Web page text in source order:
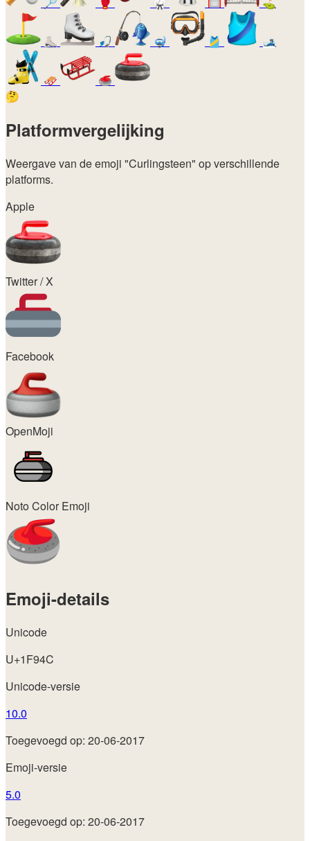
⛸️ 🎣 🤿 🎽 🎿
🛷
🥌
🤔
Platformvergelijking
Weergave van de emoji "Curlingsteen" op verschillende
platforms.
Apple
Twitter / X
Facebook
OpenMoji
Noto Color Emoji
Emoji-details
Unicode
U+1F94C
Unicode-versie
10.0
Toegevoegd op: 20-06-2017
Emoji-versie
5.0
Toegevoegd op: 20-06-2017